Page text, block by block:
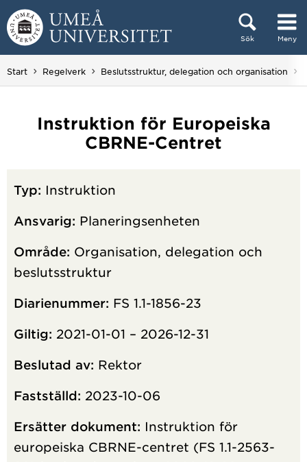
Hoppa direkt till innehållet
Sök Meny
Huvudmenyn dold.
Start Regelverk Beslutsstruktur, delegation och organisation
Instruktion för Europeiska
CBRNE-Centret
Typ: Instruktion
Ansvarig: Planeringsenheten
Område: Organisation, delegation och
beslutsstruktur
Diarienummer: FS 1.1-1856-23
Giltig: 2021-01-01 – 2026-12-31
Beslutad av: Rektor
Fastställd: 2023-10-06
Ersätter dokument: Instruktion för
europeiska CBRNE-centret (FS 1.1-2563-